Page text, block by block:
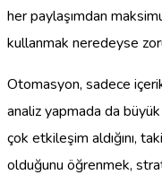
her paylaşımdan
kullanmak neredeyse
Otomasyon, sadece
analiz yapmada da
çok etkileşim aldığını,
olduğunu öğrenmek,